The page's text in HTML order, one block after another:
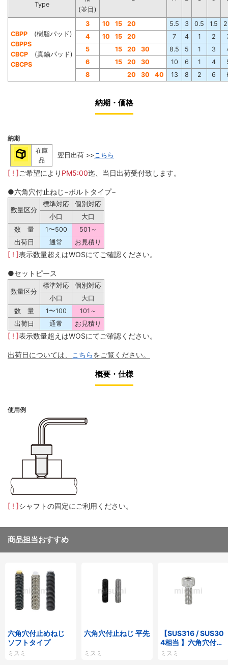
Type
(並目)
CBPP (樹脂パッド)
CBPPS
CBCP (真鍮パッド)
CBCPS
3 10 15 20 5.5 3 0.5 1.5
4
10 15 20 7 4 1 2
5
15 20 30 8.5 5 1 3
6
15 20 30 10 6 1 4
8
20 30 40 13 8 2 6
納期・価格
納期
在庫
品
翌日出荷 >>こちら
[ ! ]ご希望により PM5:00迄、当日出荷受付致します。
●六角穴付止ねじ−ボルトタイプ−
数量区分
標準対応
個別対応
小口
大口
数 量
1〜500
501～
出荷日
通常 お見積り
[ ! ]表示数量超えはWOSにてご確認ください。
●セットピース
数量区分
標準対応
個別対応
小口
大口
数 量
1〜100
101～
出荷日
通常 お見積り
[ ! ]表示数量超えはWOSにてご確認ください。
出荷日については、 こちらをご覧ください。
概要・仕様
使用例
[ ! ]シャフトの固定にご利用ください。
商品担当おすすめ
六角穴付止めねじ
ソフトタイプ
ミスミ
六角穴付止ねじ 平先
ミスミ
【SUS316 / SUS30
4相当 】六角穴付ボ
ルト ステンレス
ミスミ